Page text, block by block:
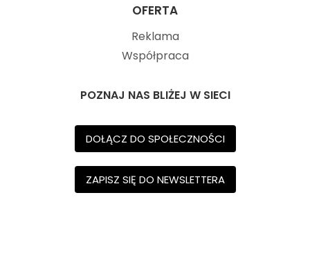
OFERTA
Reklama
Współpraca
POZNAJ NAS BLIŻEJ W SIECI
DOŁĄCZ DO SPOŁECZNOŚCI
ZAPISZ SIĘ DO NEWSLETTERA